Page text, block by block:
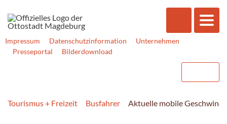
Impressum Datenschutzinformation
Unternehmen
Presseportal
Bilderdownload
Tourismus + Freizeit Busfahrer Aktuelle mobile